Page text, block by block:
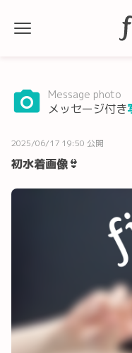
Message photo
メッセージ付き
2025/06/17 19:50 公開
初水着画像👙